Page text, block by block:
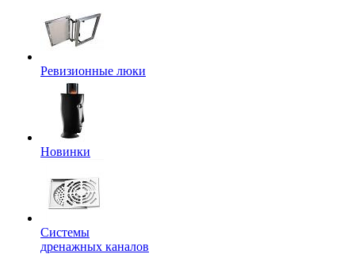
Ревизионные люки
Новинки
Системы
дренажных каналов